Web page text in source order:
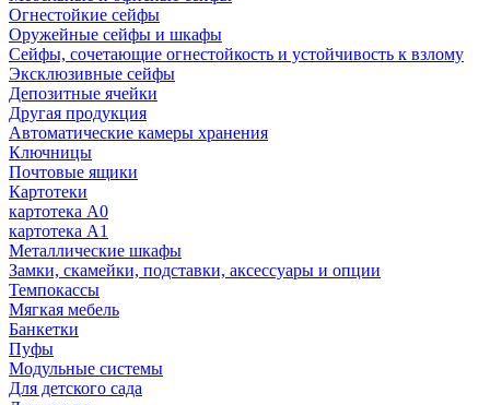
Огнестойкие сейфы
Оружейные сейфы и шкафы
Сейфы, сочетающие огнестойкость и устойчивость к взлому
Эксклюзивные сейфы
Депозитные ячейки
Другая продукция
Автоматические камеры хранения
Ключницы
Почтовые ящики
Картотеки
картотека А0
картотека А1
Металлические шкафы
Замки, скамейки, подставки, аксессуары и опции
Темпокассы
Мягкая мебель
Банкетки
Пуфы
Модульные системы
Для детского сада